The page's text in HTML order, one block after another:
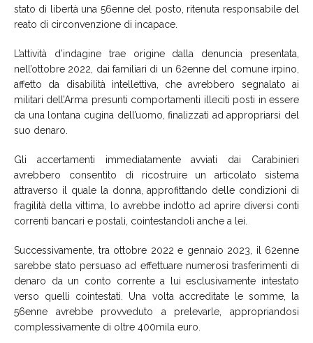
stato di libertà una 56enne del posto, ritenuta responsabile del
reato di circonvenzione di incapace.
L’attività d’indagine trae origine dalla denuncia presentata,
nell’ottobre 2022, dai familiari di un 62enne del comune irpino,
affetto da disabilità intellettiva, che avrebbero segnalato ai
militari dell’Arma presunti comportamenti illeciti posti in essere
da una lontana cugina dell’uomo, finalizzati ad appropriarsi del
suo denaro.
Gli accertamenti immediatamente avviati dai Carabinieri
avrebbero consentito di ricostruire un articolato sistema
attraverso il quale la donna, approfittando delle condizioni di
fragilità della vittima, lo avrebbe indotto ad aprire diversi conti
correnti bancari e postali, cointestandoli anche a lei.
Successivamente, tra ottobre 2022 e gennaio 2023, il 62enne
sarebbe stato persuaso ad effettuare numerosi trasferimenti di
denaro da un conto corrente a lui esclusivamente intestato
verso quelli cointestati. Una volta accreditate le somme, la
56enne avrebbe provveduto a prelevarle, appropriandosi
complessivamente di oltre 400mila euro.